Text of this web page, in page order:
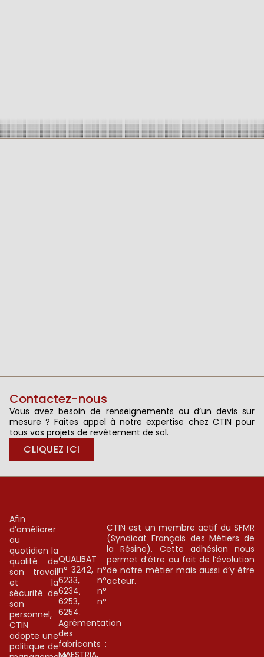
Afin
d’améliorer
au
quotidien la
qualité de
son travail
et la
sécurité de
son
personnel,
CTIN
adopte une
politique de
QUALIBAT
n° 3242, n°
6233, n°
6234, n°
6253, n°
6254.
Agrémentation
des
fabricants :
MAESTRIA,
CTIN est un membre actif du SFMR
(Syndicat Français des Métiers de
la Résine). Cette adhésion nous
permet d’être au fait de l’évolution
de notre métier mais aussi d’y être
acteur.
Contactez-nous
Vous avez besoin de renseignements ou d’un devis sur
mesure ? Faites appel à notre expertise chez CTIN pour
tous vos projets de revêtement de sol.
CLIQUEZ ICI